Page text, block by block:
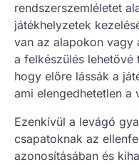
rendszerszemléletet
játékhelyzetek
van az alapokon vagy
a felkészülés lehetővé
hogy előre lássák a
ami elengedhetetlen a
Ezenkívül a levágó
csapatoknak az
azonosításában és